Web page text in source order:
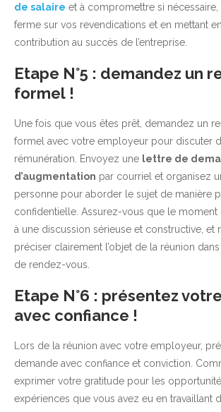
de salaire et à compromettre si nécessaire,
ferme sur vos revendications et en mettant
contribution au succès de l’entreprise.
Etape N°5 : demandez un
formel !
Une fois que vous êtes prêt, demandez un
formel avec votre employeur pour discuter
rémunération. Envoyez une lettre de
d’augmentation par courriel et organisez
personne pour aborder le sujet de manière
confidentielle. Assurez-vous que le
à une discussion sérieuse et constructive, et
préciser clairement l’objet de la réunion
de rendez-vous.
Etape N°6 : présentez
avec confiance !
Lors de la réunion avec votre employeur,
demande avec confiance et conviction.
exprimer votre gratitude pour les
expériences que vous avez eu en travaillant